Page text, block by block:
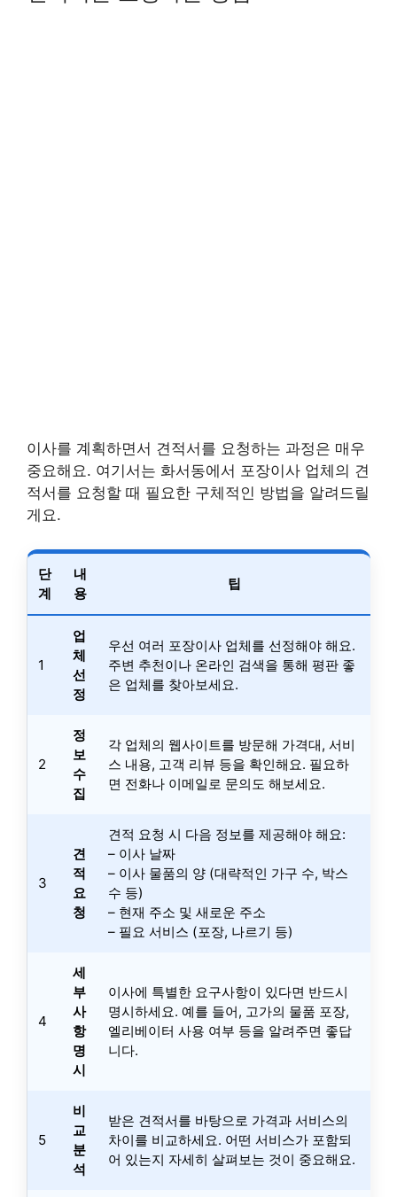
이사를 계획하면서 견적서를 요청하는 과정은 매우
중요해요. 여기서는 화서동에서 포장이사 업체의 견
적서를 요청할 때 필요한 구체적인 방법을 알려드릴
게요.
단
계
내
용
팁
1
업
체
선
정
우선 여러 포장이사 업체를 선정해야 해요.
주변 추천이나 온라인 검색을 통해 평판 좋
은 업체를 찾아보세요.
2
정
보
수
집
각 업체의 웹사이트를 방문해 가격대, 서비
스 내용, 고객 리뷰 등을 확인해요. 필요하
면 전화나 이메일로 문의도 해보세요.
3
견
적
요
청
견적 요청 시 다음 정보를 제공해야 해요:
– 이사 날짜
– 이사 물품의 양 (대략적인 가구 수, 박스
수 등)
– 현재 주소 및 새로운 주소
– 필요 서비스 (포장, 나르기 등)
4
세
부
사
항
명
시
이사에 특별한 요구사항이 있다면 반드시
명시하세요. 예를 들어, 고가의 물품 포장,
엘리베이터 사용 여부 등을 알려주면 좋답
니다.
5
비
교
분
석
받은 견적서를 바탕으로 가격과 서비스의
차이를 비교하세요. 어떤 서비스가 포함되
어 있는지 자세히 살펴보는 것이 중요해요.